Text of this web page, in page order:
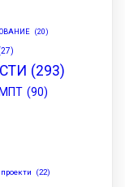
(20)
(293)
(90)
проекти (22)